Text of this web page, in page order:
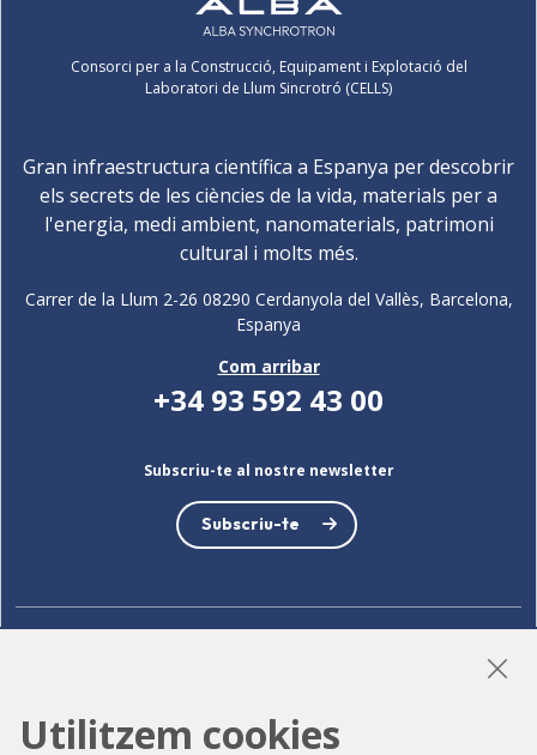
Consorci per a la Construcció, Equipament i Explotació del
Laboratori de Llum Sincrotró (CELLS)
Gran infraestructura científica a Espanya per descobrir
els secrets de les ciències de la vida, materials per a
l'energia, medi ambient, nanomaterials, patrimoni
cultural i molts més.
Carrer de la Llum 2-26 08290 Cerdanyola del Vallès, Barcelona,
Espanya
Com arribar
+34 93 592 43 00
Subscriu-te al nostre newsletter
Subscriu-te
Utilitzem cookies